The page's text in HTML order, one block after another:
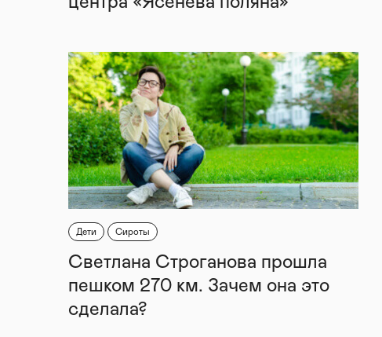
Дети Сироты
Светлана Строганова прошла
пешком 270 км. Зачем она это
сделала?